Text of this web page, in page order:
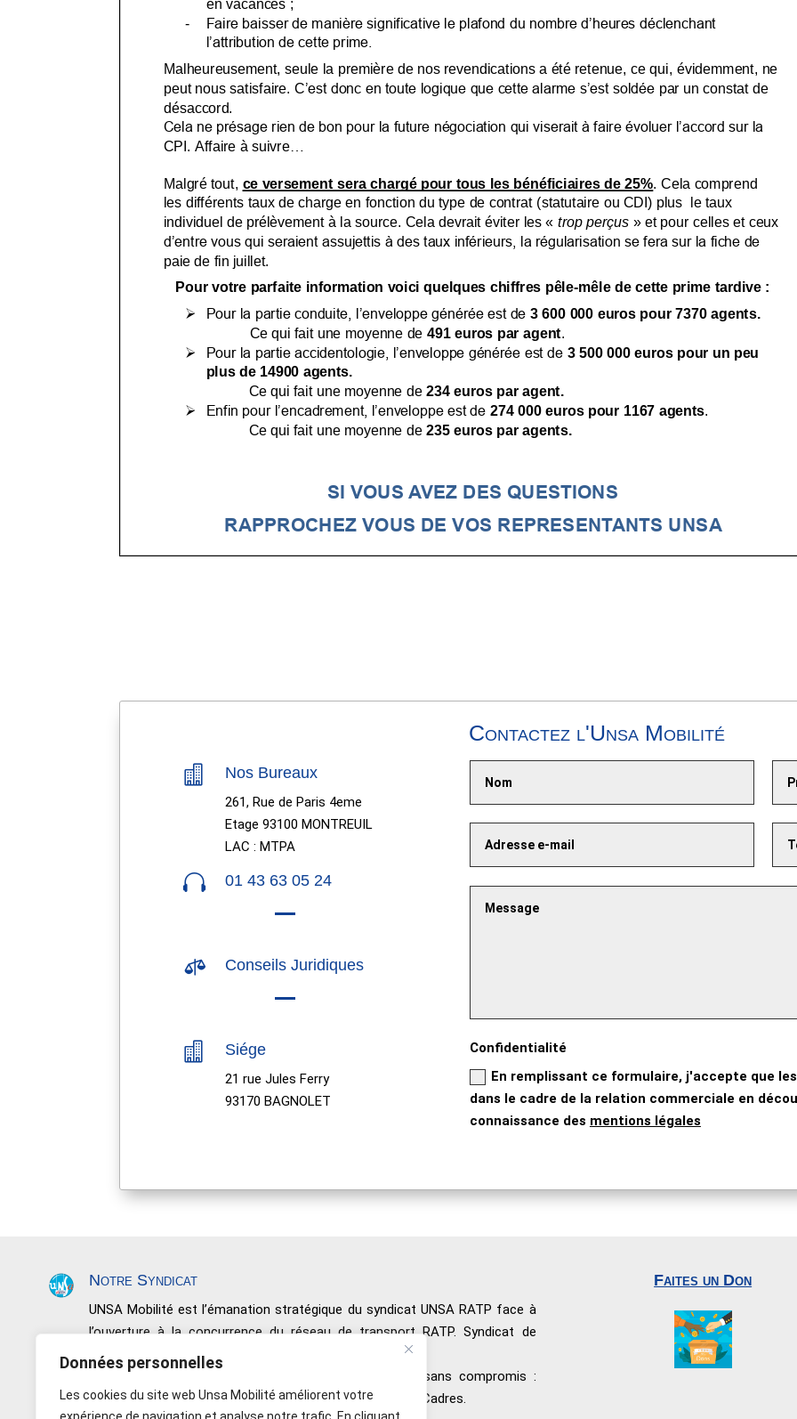
Données personnelles
Les cookies du site web Unsa Mobilité améliorent votre
 Nos Bureaux
261, Rue de Paris 4eme
Etage 93100 MONTREUIL
LAC : MTPA
 01 43 63 05 24
 Conseils Juridiques
 Siége
21 rue Jules Ferry
93170 BAGNOLET
Contactez l'Unsa Mobilité
Confidentialité
En remplissant ce formulaire, j'accepte que
dans le cadre de la relation commerciale en
connaissance des mentions légales
Notre Syndicat
UNSA Mobilité est l’émanation stratégique du syndicat UNSA RATP face à
l’ouverture à la concurrence du réseau de transport RATP. Syndicat de
négociations, de conquêtes sociales et de résultats.
Nous défendons toutes les catégories de personnel sans compromis :
Salariés non issus de l’encadrement, les Maîtrises et les Cadres.
Faites un Don